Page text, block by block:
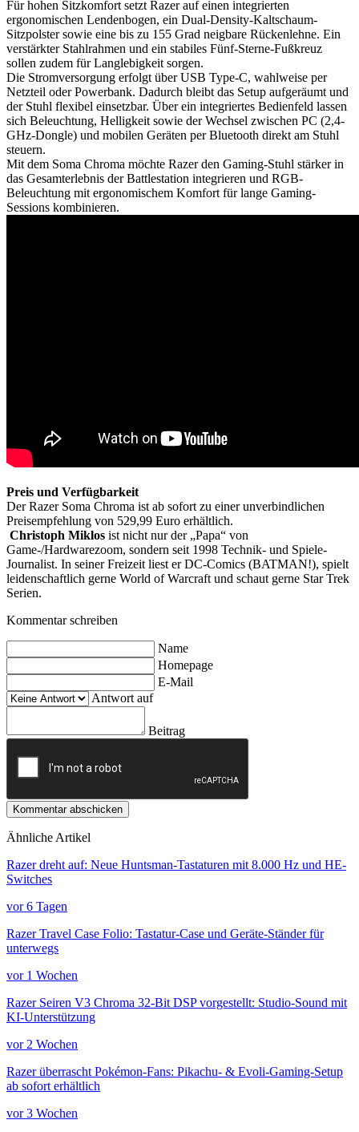
Für hohen Sitzkomfort setzt Razer auf einen integrierten
ergonomischen Lendenbogen, ein Dual-Density-Kaltschaum-
Sitzpolster sowie eine bis zu 155 Grad neigbare Rückenlehne. Ein
verstärkter Stahlrahmen und ein stabiles Fünf-Sterne-Fußkreuz
sollen zudem für Langlebigkeit sorgen.
Die Stromversorgung erfolgt über USB Type-C, wahlweise per
Netzteil oder Powerbank. Dadurch bleibt das Setup aufgeräumt und
der Stuhl flexibel einsetzbar. Über ein integriertes Bedienfeld lassen
sich Beleuchtung, Helligkeit sowie der Wechsel zwischen PC (2,4-
GHz-Dongle) und mobilen Geräten per Bluetooth direkt am Stuhl
steuern.
Mit dem Soma Chroma möchte Razer den Gaming-Stuhl stärker in
das Gesamterlebnis der Battlestation integrieren und RGB-
Beleuchtung mit ergonomischem Komfort für lange Gaming-
Sessions kombinieren.
Preis und Verfügbarkeit
Der Razer Soma Chroma ist ab sofort zu einer unverbindlichen
Preisempfehlung von 529,99 Euro erhältlich.
Christoph Miklos ist nicht nur der „Papa“ von
Game-/Hardwarezoom, sondern seit 1998 Technik- und Spiele-
Journalist. In seiner Freizeit liest er DC-Comics (BATMAN!), spielt
leidenschaftlich gerne World of Warcraft und schaut gerne Star Trek
Serien.
Kommentar schreiben
Name
Homepage
E-Mail
Antwort auf
Beitrag
Kommentar abschicken
Ähnliche Artikel
Razer dreht auf: Neue Huntsman-Tastaturen mit 8.000 Hz und HE-
Switches
vor 6 Tagen
Razer Travel Case Folio: Tastatur-Case und Geräte-Ständer für
unterwegs
vor 1 Wochen
Razer Seiren V3 Chroma 32-Bit DSP vorgestellt: Studio-Sound mit
KI-Unterstützung
vor 2 Wochen
Razer überrascht Pokémon-Fans: Pikachu- & Evoli-Gaming-Setup
ab sofort erhältlich
vor 3 Wochen